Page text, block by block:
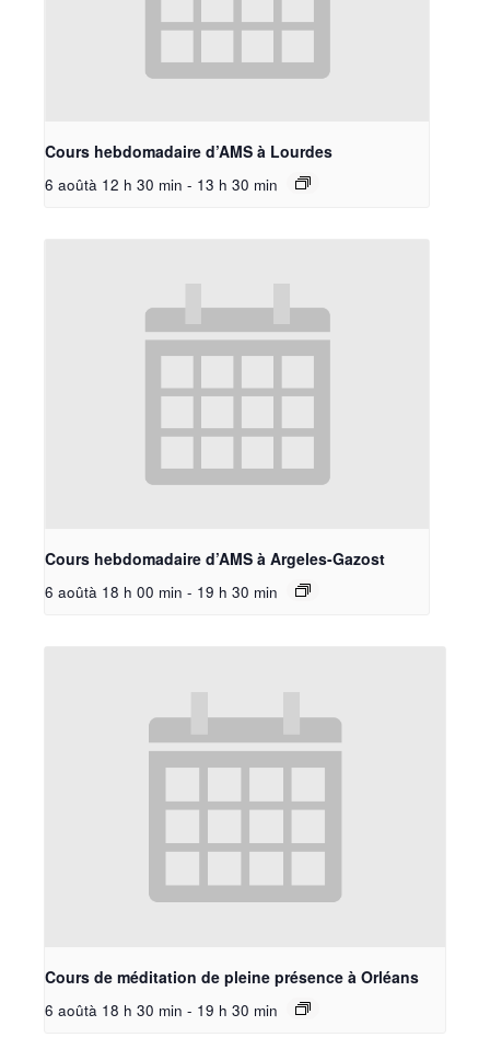
Cours hebdomadaire d’AMS à Lourdes
6 aoûtà 12 h 30 min - 13 h 30 min
Cours hebdomadaire d’AMS à Argeles-Gazost
6 aoûtà 18 h 00 min - 19 h 30 min
Cours de méditation de pleine présence à Orléans
6 aoûtà 18 h 30 min - 19 h 30 min